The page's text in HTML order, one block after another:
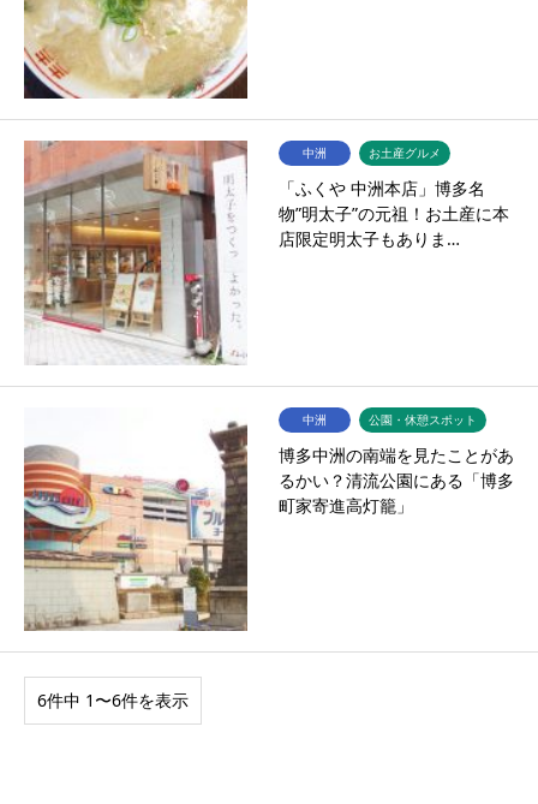
中洲 お土産グルメ
「ふくや 中洲本店」博多名
物”明太子”の元祖！お土産に本
店限定明太子もありま…
中洲 公園・休憩スポット
博多中洲の南端を見たことがあ
るかい？清流公園にある「博多
町家寄進高灯籠」
6件中 1〜6件を表示